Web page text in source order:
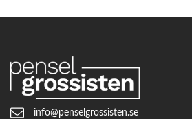
info@penselgrossisten.se